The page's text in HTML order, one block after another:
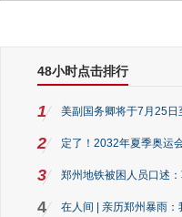
48小时点击排行
1 美副国务卿将于7月25日
2 定了！2032年夏季奥运
3 郑州地铁被困人员口述
4 在人间 | 亲历郑州暴雨